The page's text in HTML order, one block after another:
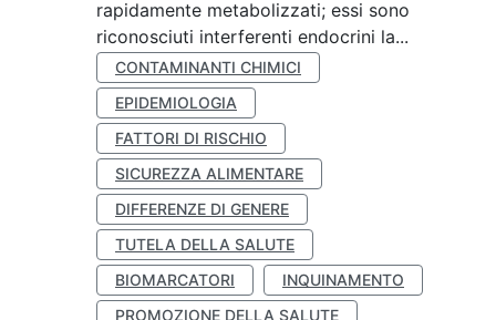
rapidamente metabolizzati; essi sono
riconosciuti interferenti endocrini la...
CONTAMINANTI CHIMICI
EPIDEMIOLOGIA
FATTORI DI RISCHIO
SICUREZZA ALIMENTARE
DIFFERENZE DI GENERE
TUTELA DELLA SALUTE
BIOMARCATORI
INQUINAMENTO
PROMOZIONE DELLA SALUTE